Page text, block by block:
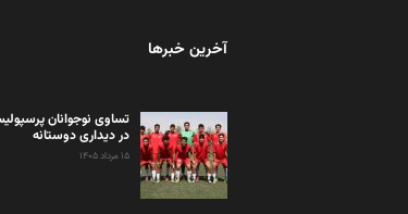
آخرین خبرها
تساوی نوجوانان
در دیداری دوستانه
۱۵ مرداد ۱۴۰۵